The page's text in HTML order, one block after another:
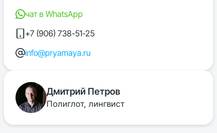
чат в WhatsApp
+7 (906) 738-51-25
info@pryamaya.ru
Дмитрий Петров
Полиглот, лингвист